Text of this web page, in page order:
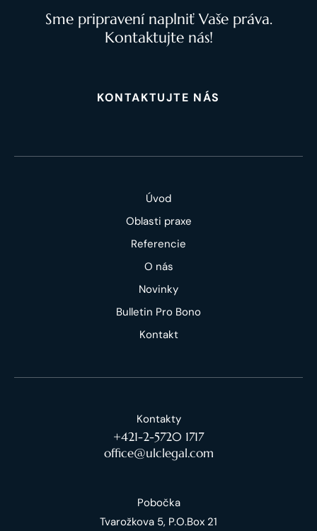
Sme pripravení naplniť Vaše práva.
Kontaktujte nás!
KONTAKTUJTE NÁS
Úvod
Oblasti praxe
Referencie
O nás
Novinky
Bulletin Pro Bono
Kontakt
Kontakty
+421-2-5720 1717
office@ulclegal.com
Pobočka
Tvarožkova 5, P.O.Box 21